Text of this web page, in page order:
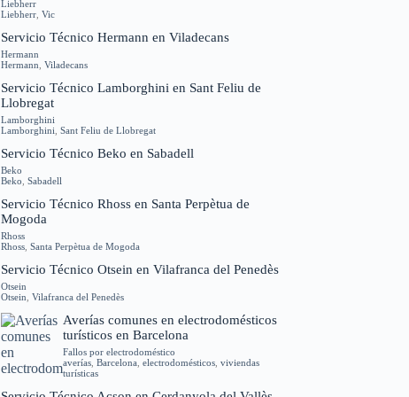
Liebherr
Liebherr ,Vic
Servicio Técnico Hermann en Viladecans
Hermann
Hermann ,Viladecans
Servicio Técnico Lamborghini en Sant Feliu de
Llobregat
Lamborghini
Lamborghini ,Sant Feliu de Llobregat
Servicio Técnico Beko en Sabadell
Beko
Beko ,Sabadell
Servicio Técnico Rhoss en Santa Perpètua de
Mogoda
Rhoss
Rhoss ,Santa Perpètua de Mogoda
Servicio Técnico Otsein en Vilafranca del Penedès
Otsein
Otsein ,Vilafranca del Penedès
Averías comunes en electrodomésticos
turísticos en Barcelona
Fallos por electrodoméstico
averías ,Barcelona ,electrodomésticos ,viviendas
turísticas